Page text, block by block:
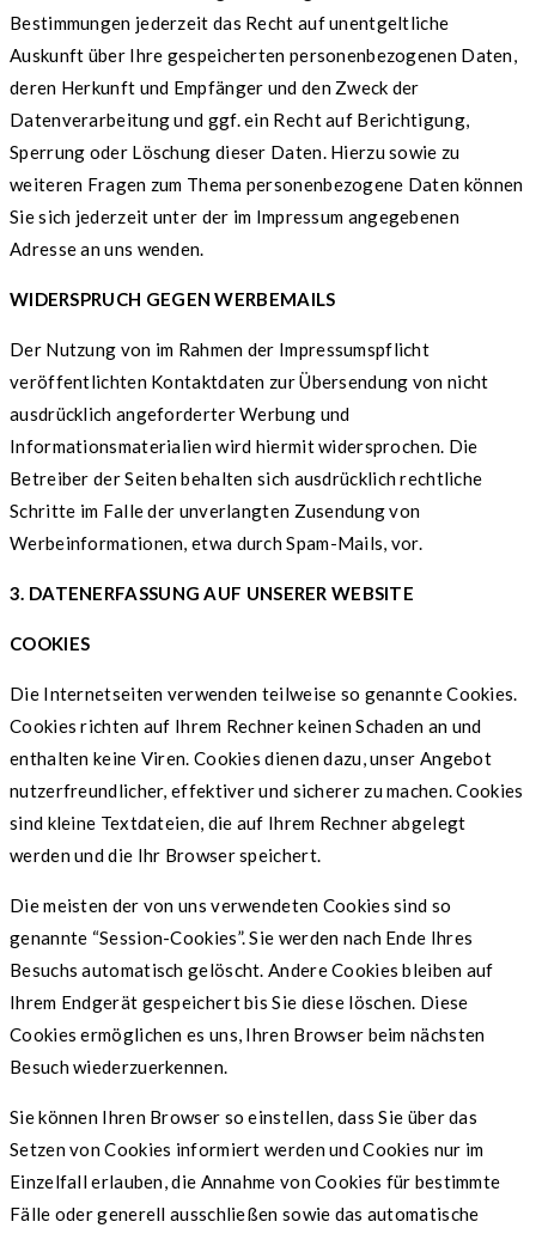
Bestimmungen jederzeit das Recht auf unentgeltliche
Auskunft über Ihre gespeicherten personenbezogenen Daten,
deren Herkunft und Empfänger und den Zweck der
Datenverarbeitung und ggf. ein Recht auf Berichtigung,
Sperrung oder Löschung dieser Daten. Hierzu sowie zu
weiteren Fragen zum Thema personenbezogene Daten können
Sie sich jederzeit unter der im Impressum angegebenen
Adresse an uns wenden.
WIDERSPRUCH GEGEN WERBEMAILS
Der Nutzung von im Rahmen der Impressumspflicht
veröffentlichten Kontaktdaten zur Übersendung von nicht
ausdrücklich angeforderter Werbung und
Informationsmaterialien wird hiermit widersprochen. Die
Betreiber der Seiten behalten sich ausdrücklich rechtliche
Schritte im Falle der unverlangten Zusendung von
Werbeinformationen, etwa durch Spam-Mails, vor.
3. DATENERFASSUNG AUF UNSERER WEBSITE
COOKIES
Die Internetseiten verwenden teilweise so genannte Cookies.
Cookies richten auf Ihrem Rechner keinen Schaden an und
enthalten keine Viren. Cookies dienen dazu, unser Angebot
nutzerfreundlicher, effektiver und sicherer zu machen. Cookies
sind kleine Textdateien, die auf Ihrem Rechner abgelegt
werden und die Ihr Browser speichert.
Die meisten der von uns verwendeten Cookies sind so
genannte “Session-Cookies”. Sie werden nach Ende Ihres
Besuchs automatisch gelöscht. Andere Cookies bleiben auf
Ihrem Endgerät gespeichert bis Sie diese löschen. Diese
Cookies ermöglichen es uns, Ihren Browser beim nächsten
Besuch wiederzuerkennen.
Sie können Ihren Browser so einstellen, dass Sie über das
Setzen von Cookies informiert werden und Cookies nur im
Einzelfall erlauben, die Annahme von Cookies für bestimmte
Fälle oder generell ausschließen sowie das automatische